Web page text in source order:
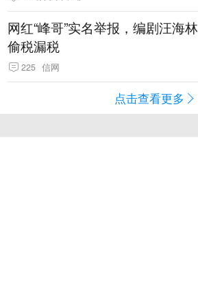
网红“峰哥”实名举报，编剧汪海林
偷税漏税
225 信网
点击查看更多